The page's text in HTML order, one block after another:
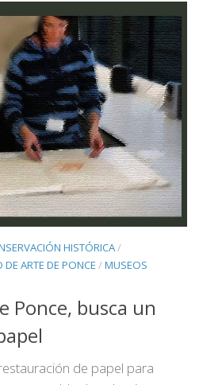
HISTÓRICA/
DE ARTE DE PONCE /MUSEOS
Ponce, busca un
de papel para